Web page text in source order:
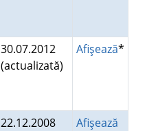
30.07.2012
(actualizată)
Afişează*
22.12.2008
Afişează